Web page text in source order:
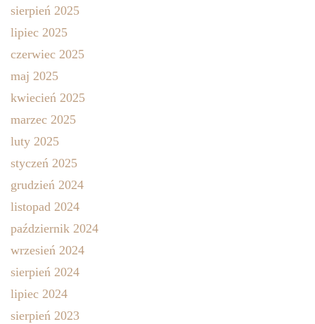
sierpień 2025
lipiec 2025
czerwiec 2025
maj 2025
kwiecień 2025
marzec 2025
luty 2025
styczeń 2025
grudzień 2024
listopad 2024
październik 2024
wrzesień 2024
sierpień 2024
lipiec 2024
sierpień 2023